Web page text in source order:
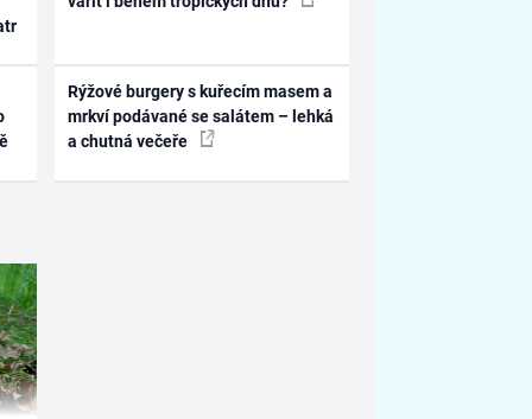
Rýžové burgery s kuřecím masem a
mrkví podávané se salátem – lehká
a chutná večeře